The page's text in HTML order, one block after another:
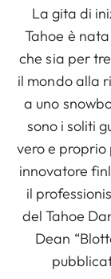
La gita di
Tahoe è
che sia per
il mondo alla
a uno
sono i soliti
vero e proprio
innovatore
il
del Tahoe
Dean